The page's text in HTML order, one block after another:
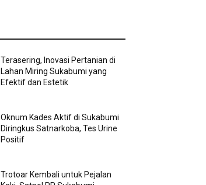
Terasering, Inovasi Pertanian di
Lahan Miring Sukabumi yang
Efektif dan Estetik
Oknum Kades Aktif di Sukabumi
Diringkus Satnarkoba, Tes Urine
Positif
Trotoar Kembali untuk Pejalan